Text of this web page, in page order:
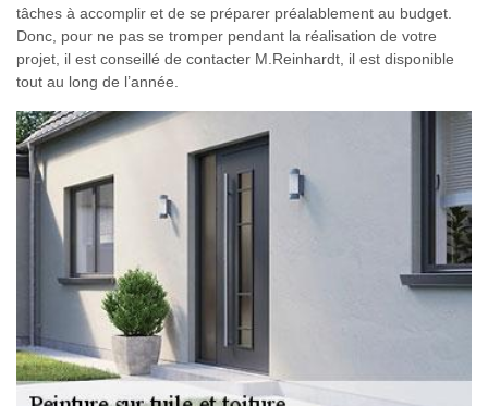
tâches à accomplir et de se préparer préalablement au budget.
Donc, pour ne pas se tromper pendant la réalisation de votre
projet, il est conseillé de contacter M.Reinhardt, il est disponible
tout au long de l’année.